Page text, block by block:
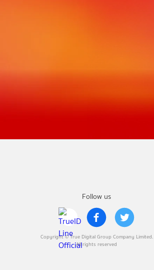
Follow us
Copyright © True Digital Group Company Limited.
All rights reserved